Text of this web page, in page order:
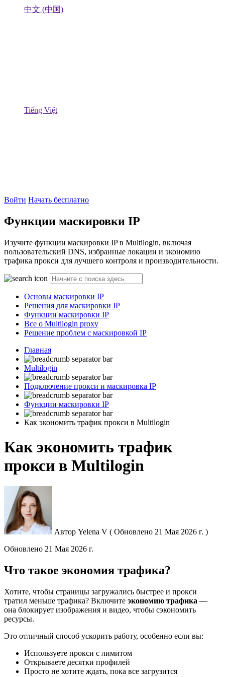
中文 (中国)
Tiếng Việt
Войти Начать бесплатно
Функции маскировки IP
Изучите функции маскировки IP в Multilogin, включая
пользовательский DNS, избранные локации и экономию
трафика прокси для лучшего контроля и производительности.
Основы маскировки IP
Решения для маскировки IP
Функции маскировки IP
Все о Multilogin proxy
Решение проблем с маскировкой IP
Главная
Multilogin
Подключение прокси и маскировка IP
Функции маскировки IP
Как экономить трафик прокси в Multilogin
Как экономить трафик
прокси в Multilogin
Автор Yelena V ( Обновлено 21 Мая 2026 г. )
Обновлено 21 Мая 2026 г.
Что такое экономия трафика?
Хотите, чтобы страницы загружались быстрее и прокси
тратил меньше трафика? Включите экономию трафика —
она блокирует изображения и видео, чтобы сэкономить
ресурсы.
Это отличный способ ускорить работу, особенно если вы:
Используете прокси с лимитом
Открываете десятки профилей
Просто не хотите ждать, пока все загрузится